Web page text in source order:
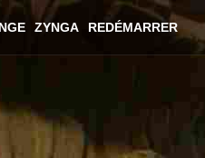
ZYNGA REDÉMARRER